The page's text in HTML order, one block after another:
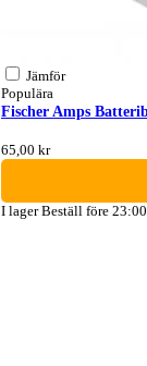
Jämför
Populära
Fischer Amps
65,00 kr
I lagerBeställ före